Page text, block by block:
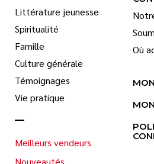
Littérature jeunesse
Spiritualité
Famille
Culture générale
Témoignages
Vie pratique
Meilleurs vendeurs
Nouveautés
Où